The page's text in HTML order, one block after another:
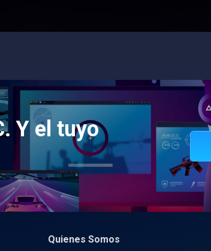
Y el tuyo
Quienes Somos